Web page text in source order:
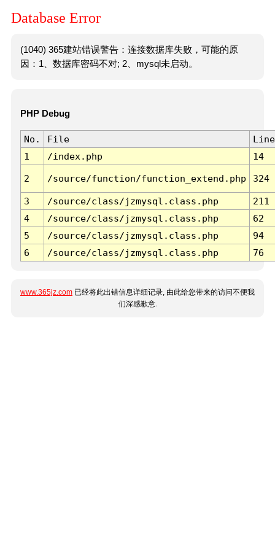
Database Error
(1040) 365建站错误警告：连接数据库失败，可能的原
因：1、数据库密码不对; 2、mysql未启动。
PHP Debug
No. File
Line
1
/index.php 14
2 /source/function/function_extend.php 324
3 /source/class/jzmysql.class.php
211
4
/source/class/jzmysql.class.php
62
5
/source/class/jzmysql.class.php
94
6
/source/class/jzmysql.class.php 76
www.365jz.com 已经将此出错信息详细记录, 由此给您带来的访问不便我
们深感歉意.